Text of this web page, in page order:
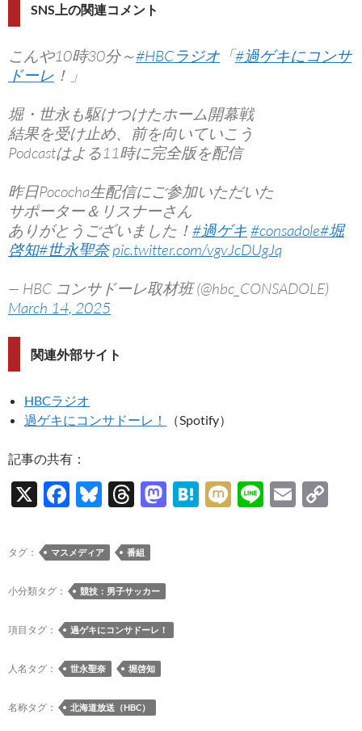
SNS上の関連コメント
こんや10時30分～#HBCラジオ「#過ゲキにコンサ
ドーレ ！」
堀・世永も駆けつけたホーム開幕戦
結果を受け止め、前を向いていこう
Podcastはよる11時に完全版を配信
昨日Pococha生配信にご参加いただいた
サポーター＆リスナーさん
ありがとうございました！ #過ゲキ #consadole#堀
啓知#世永聖奈 pic.twitter.com/vgvJcDUgJq
— HBC コンサドーレ取材班 (@hbc_CONSADOLE)
March 14, 2025
関連外部サイト
HBCラジオ
過ゲキにコンサドーレ！
（Spotify）
記事の共有：
X
F
e
o
o
Bl
es
y
T
e
ds
M
n
H
M Li
E
タグ： マスメディア 番組
小分類タグ： 競技：男子サッカー
項目タグ： 過ゲキにコンサドーレ！
人名タグ： 世永聖奈 堀啓知
名称タグ： 北海道放送（HBC）